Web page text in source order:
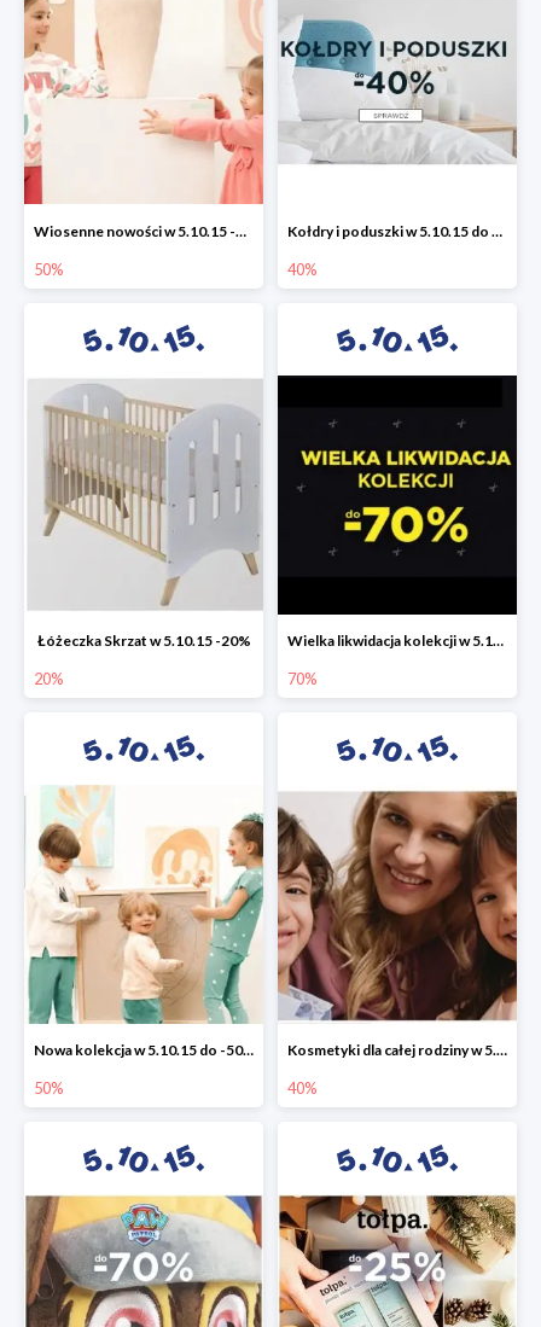
Wiosenne nowości w 5.10.15 -50%
50%
Kołdry i poduszki w 5.10.15 do -40%
40%
Łóżeczka Skrzat w 5.10.15 -20%
20%
Wielka likwidacja kolekcji w 5.10.15 do -70%
70%
Nowa kolekcja w 5.10.15 do -50%
50%
Kosmetyki dla całej rodziny w 5.10.15 do -40%
40%